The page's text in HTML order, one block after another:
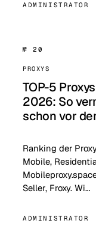
ADMINISTRATOR
№ 20
PROXYS
TOP-5
2026: So
schon vor
Ranking der
Mobile,
Seller, Froxy. Wi…
ADMINISTRATOR